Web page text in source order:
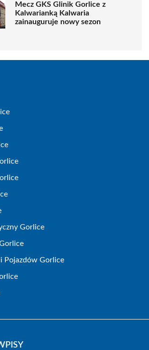
Mecz GKS Glinik Gorlice z
Kalwarianką Kalwaria
zainauguruje nowy sezon
Gorlice
Pojazdów Gorlice